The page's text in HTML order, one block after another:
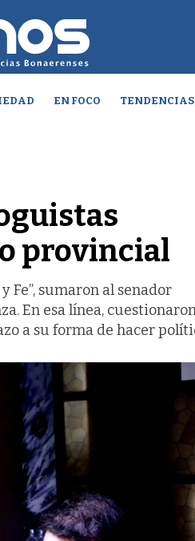
EN FOCO TENDENCIAS
provincial
Fe”, sumaron al senador
En esa línea,
a su forma de hacer